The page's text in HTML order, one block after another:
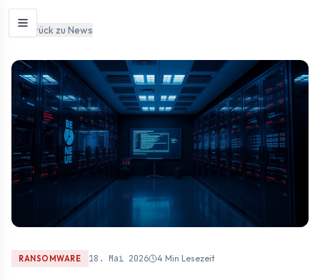
Zum Inhalt springen
Zurück zu News
RANSOMWARE 18. Mai 2026 4 Min Lesezeit